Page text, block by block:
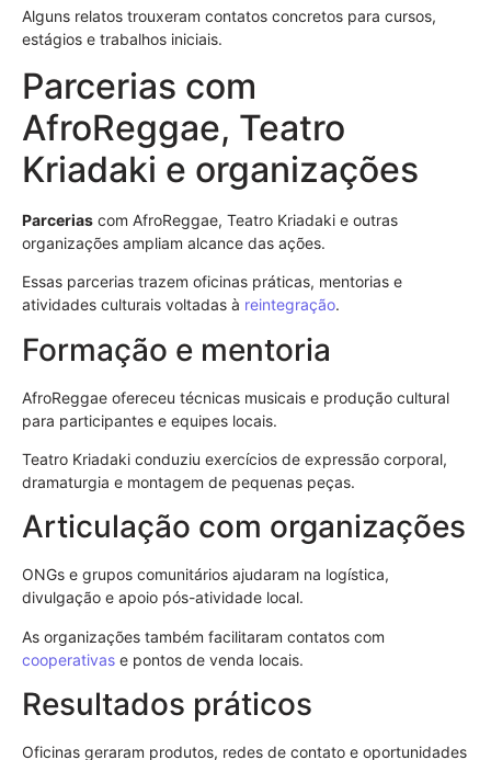
Alguns relatos trouxeram contatos concretos para cursos,
estágios e trabalhos iniciais.
Parcerias com
AfroReggae, Teatro
Kriadaki e organizações
Parcerias com AfroReggae, Teatro Kriadaki e outras
organizações ampliam alcance das ações.
Essas parcerias trazem oficinas práticas, mentorias e
atividades culturais voltadas à reintegração.
Formação e mentoria
AfroReggae ofereceu técnicas musicais e produção cultural
para participantes e equipes locais.
Teatro Kriadaki conduziu exercícios de expressão corporal,
dramaturgia e montagem de pequenas peças.
Articulação com organizações
ONGs e grupos comunitários ajudaram na logística,
divulgação e apoio pós-atividade local.
As organizações também facilitaram contatos com
cooperativas e pontos de venda locais.
Resultados práticos
Oficinas geraram produtos, redes de contato e oportunidades